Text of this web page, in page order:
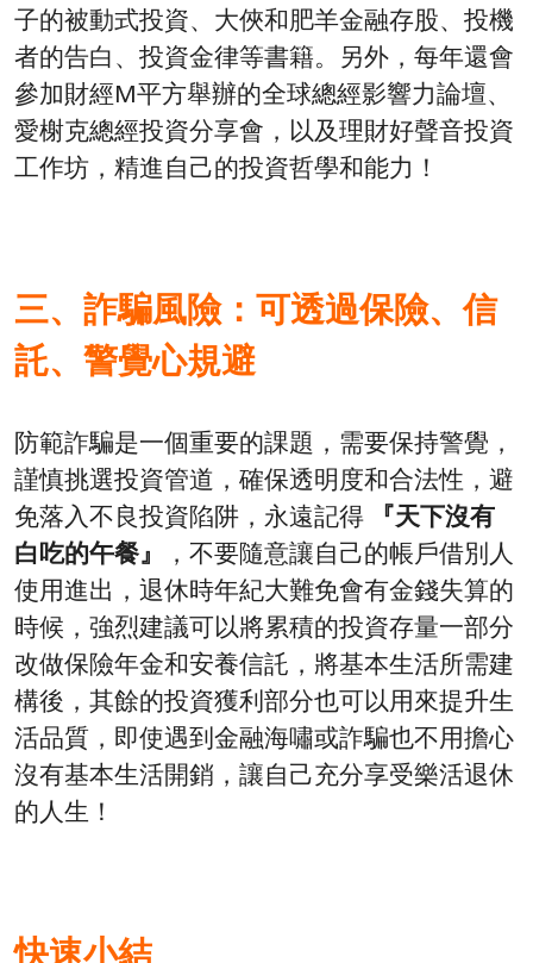
子的被動式投資、大俠和肥羊金融存股、投機
者的告白、投資金律等書籍。另外，每年還會
參加財經M平方舉辦的全球總經影響力論壇、
愛榭克總經投資分享會，以及理財好聲音投資
工作坊，精進自己的投資哲學和能力！
三、詐騙風險：可透過保險、信
託、警覺心規避
防範詐騙是一個重要的課題，需要保持警覺，
謹慎挑選投資管道，確保透明度和合法性，避
免落入不良投資陷阱，永遠記得
『天下沒有
白吃的午餐』
，不要隨意讓自己的帳戶借別人
使用進出，退休時年紀大難免會有金錢失算的
時候，強烈建議可以將累積的投資存量一部分
改做保險年金和安養信託，將基本生活所需建
構後，其餘的投資獲利部分也可以用來提升生
活品質，即使遇到金融海嘯或詐騙也不用擔心
沒有基本生活開銷，讓自己充分享受樂活退休
的人生！
快速小結